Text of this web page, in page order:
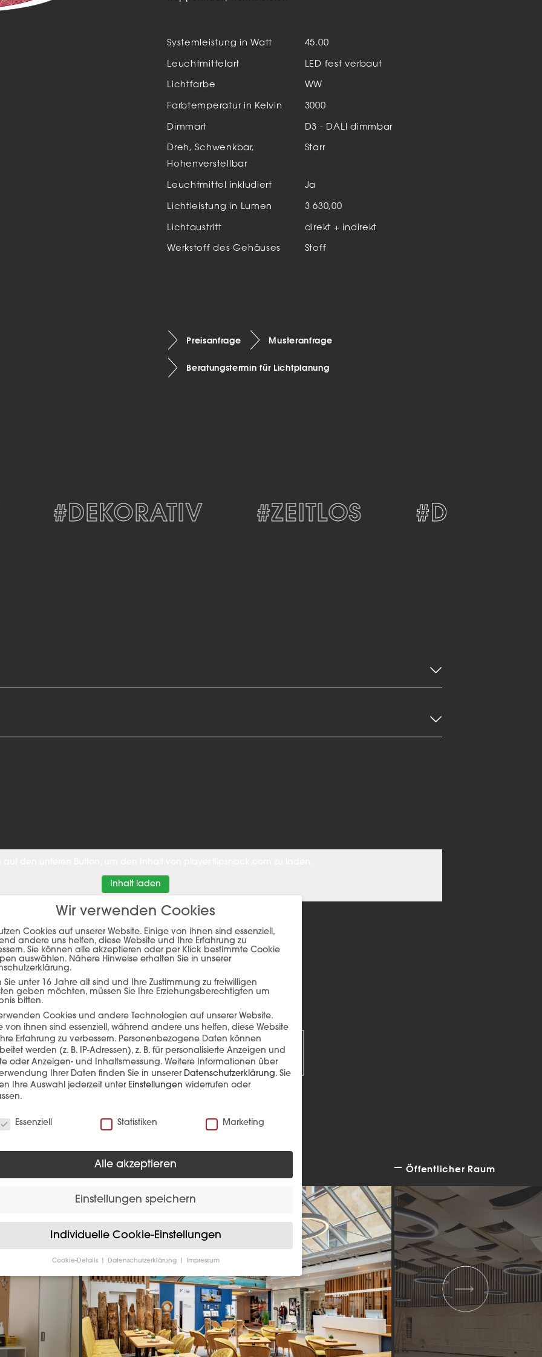
Schienensysteme
Einbauleuchten
Systemleistung in Watt 45.00
Leuchtmittelart LED fest verbaut
Lichtfarbe WW
Farbtemperatur in Kelvin 3000
Dimmart D3 - DALI dimmbar
Dreh, Schwenkbar,
Hohenverstellbar
Starr
Leuchtmittel inkludiert Ja
Lichtleistung in Lumen 3 630,00
Lichtaustritt direkt + indirekt
Werkstoff des Gehäuses Stoff
Preisanfrage Musteranfrage
Beratungstermin für Lichtplanung
#DESIGN
#DEKORATIV #ZEITLOS
Inhalt laden
Hotellerie Öffentlicher Raum
Wir verwenden Cookies
Cookies auf unserer Website. Einige von ihnen sind essenziell,
andere uns helfen, diese Website und Ihre Erfahrung zu
Sie können alle akzeptieren oder per Klick bestimmte Cookie
auswählen. Nähere Hinweise erhalten Sie in unserer
Sie unter 16 Jahre alt sind und Ihre Zustimmung zu freiwilligen
geben möchten, müssen Sie Ihre Erziehungsberechtigten um
bitten.
Cookies und andere Technologien auf unserer Website.
von ihnen sind essenziell, während andere uns helfen, diese Website
Erfahrung zu verbessern. Personenbezogene Daten können
werden (z. B. IP-Adressen), z. B. für personalisierte Anzeigen und
oder Anzeigen- und Inhaltsmessung. Weitere Informationen über
Ihrer Daten finden Sie in unserer Datenschutzerklärung. Sie
Ihre Auswahl jederzeit unter Einstellungen widerrufen oder
Essenziell
Statistiken Marketing
Alle akzeptieren
Einstellungen speichern
Individuelle Cookie-Einstellungen
Cookie-Details Datenschutzerklärung Impressum
Datenschutzeinstellungen
Sie unter 16 Jahre alt sind und Ihre Zustimmung zu freiwilligen
geben möchten, müssen Sie Ihre Erziehungsberechtigten um
bitten.
Cookies und andere Technologien auf unserer Website.
von ihnen sind essenziell, während andere uns helfen, diese Website
Erfahrung zu verbessern. Personenbezogene Daten können